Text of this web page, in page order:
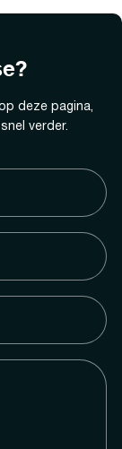
deze pagina,
verder.